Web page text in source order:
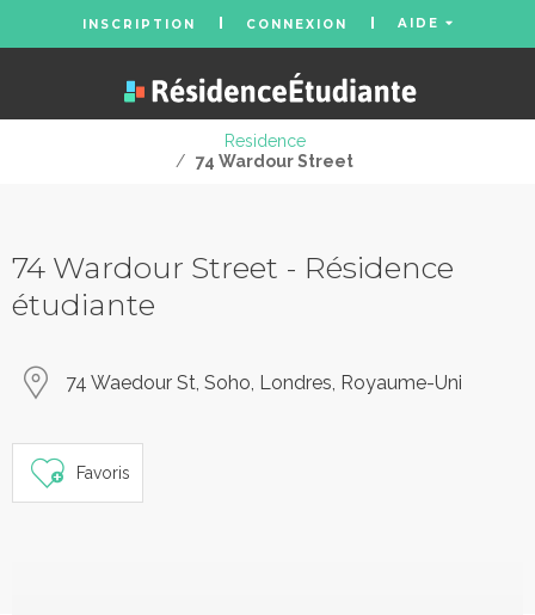
INSCRIPTION CONNEXION AIDE
Residence
/ 74 Wardour Street
74 Wardour Street - Résidence
étudiante
74 Waedour St, Soho, Londres, Royaume-Uni
Favoris